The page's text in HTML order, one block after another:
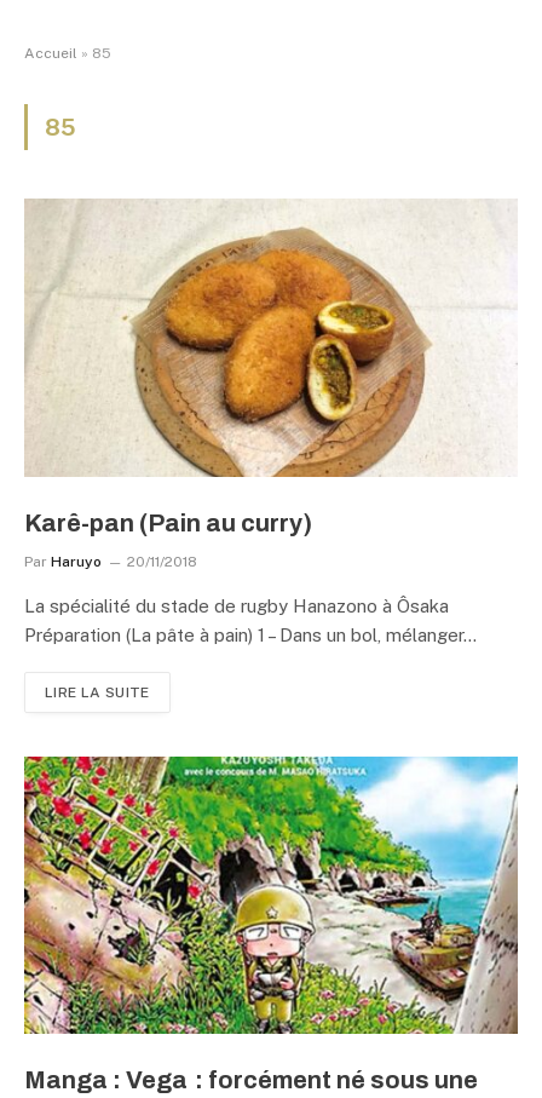
Accueil » 85
85
Karê-pan (Pain au curry)
Par Haruyo 20/11/2018
La spécialité du stade de rugby Hanazono à Ôsaka
Préparation (La pâte à pain) 1 – Dans un bol, mélanger…
LIRE LA SUITE
Manga : Vega : forcément né sous une